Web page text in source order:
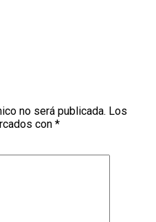
no será publicada. Los
con *